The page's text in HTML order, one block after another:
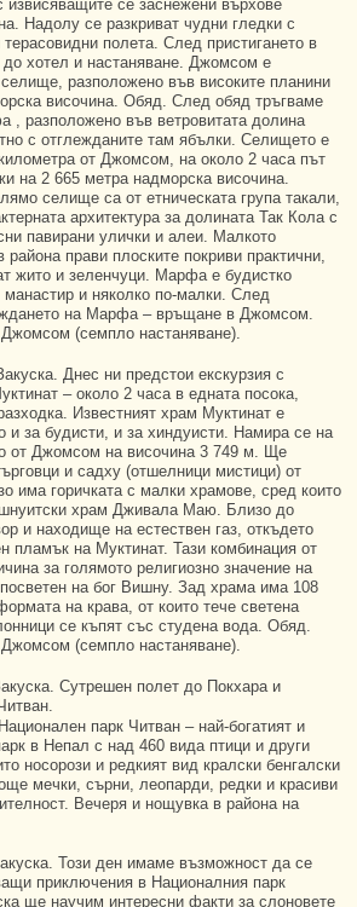
извисяващите се заснежени върхове
Надолу се разкриват чудни гледки с
полета. След пристигането в
хотел и настаняване. Джомсом е
разположено във високите планини
височина. Обяд. След обяд тръгваме
разположено във ветровитата долина
с отглежданите там ябълки. Селището е
от Джомсом, на около 2 часа път
на 2 665 метра надморска височина.
селище са от етническата група такали,
архитектура за долината Так Кола с
павирани улички и алеи. Малкото
прави плоските покриви практични,
жито и зеленчуци. Марфа е будистко
и няколко по-малки. След
на Марфа – връщане в Джомсом.
(семпло настаняване).
Днес ни предстои екскурзия с
– около 2 часа в едната посока,
Известният храм Муктинат е
и за будисти, и за хиндуисти. Намира се на
от Джомсом на височина 3 749 м. Ще
и садху (отшелници мистици) от
има горичката с малки храмове, сред които
храм Дживала Маю. Близо до
и находище на естествен газ, откъдето
пламък на Муктинат. Тази комбинация от
за голямото религиозно значение на
на бог Вишну. Зад храма има 108
на крава, от които тече светена
се къпят със студена вода. Обяд.
(семпло настаняване).
Сутрешен полет до Покхара и
парк Читван – най-богатият и
в Непал с над 460 вида птици и други
носорози и редкият вид кралски бенгалски
мечки, сърни, леопарди, редки и красиви
Вечеря и нощувка в района на
Този ден имаме възможност да се
приключения в Националния парк
ще научим интересни факти за слоновете